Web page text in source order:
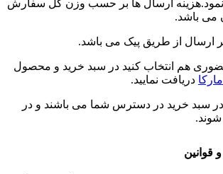
نمود.هزینه ارسال ها بر حسب وزن کل سفارش
می باشد.
ارسال از طریق پیک می باشد.
هم انتخاب کنید در سبد خرید و محصول
دریافت نمایید.
سبد خرید در دسترس شما می باشند و در
قوانین